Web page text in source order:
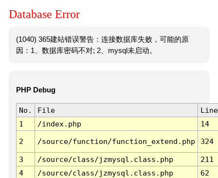
Database Error
(1040) 365建站错误警告：连接数据库失败，可能的原
因：1、数据库密码不对; 2、mysql未启动。
PHP Debug
No. File
Line
1
/index.php 14
2 /source/function/function_extend.php 324
3 /source/class/jzmysql.class.php
211
4
/source/class/jzmysql.class.php
62